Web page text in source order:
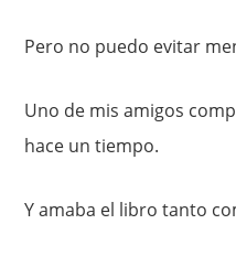
Pero no puedo evitar
Uno de mis amigos
hace un tiempo.
Y amaba el libro tanto